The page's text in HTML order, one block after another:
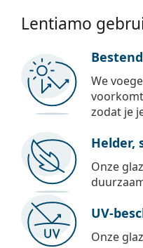
Lentiamo
We
zodat je
Helder,
Onze
UV-
Onze